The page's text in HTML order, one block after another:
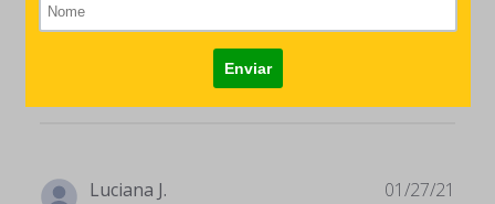
Write A Review
Luciana J. 01/27/21